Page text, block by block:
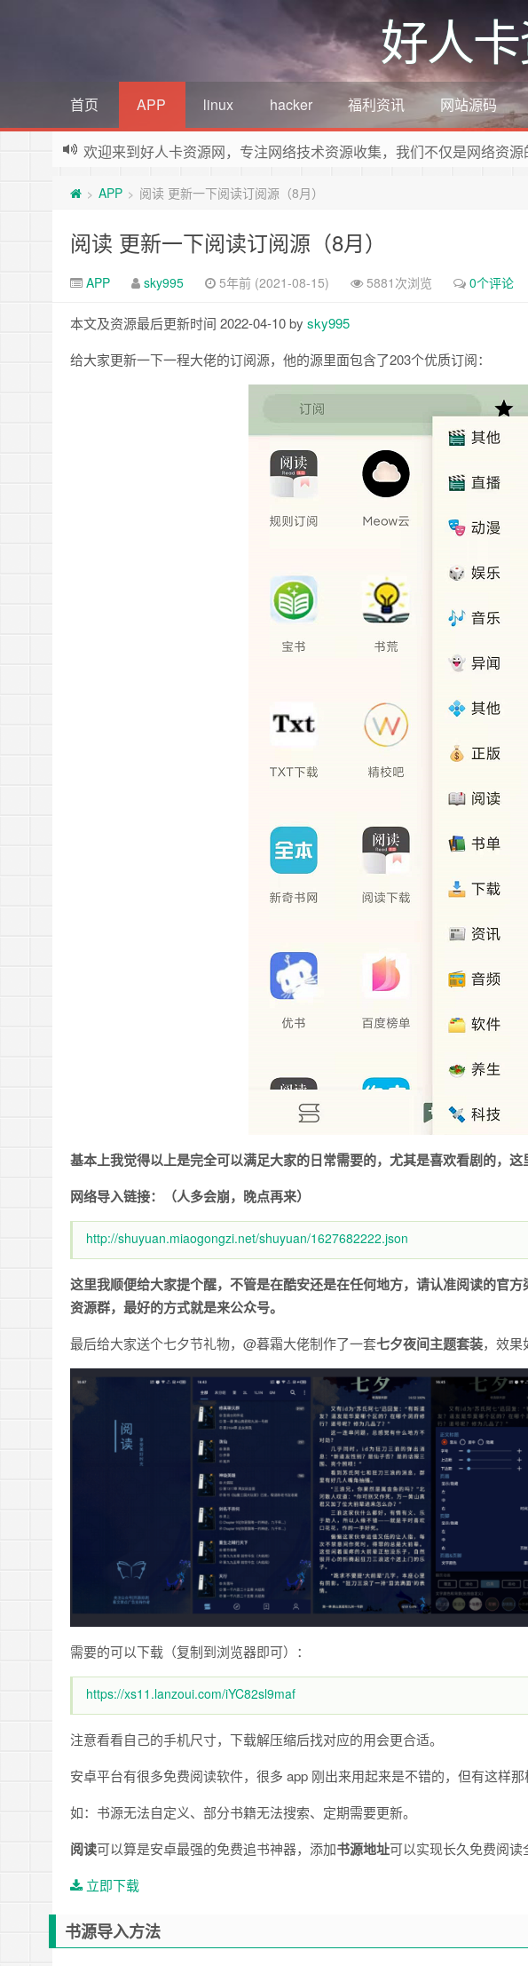
好人
首页 APP linux hacker 福利资讯 网站源码
欢迎来到好人卡资源网，专注网络技术资源收集，我们不仅是网络资
> APP > 阅读 更新一下阅读订阅源（8月）
阅读 更新一下阅读订阅源（8月）
APP sky995 5年前 (2021-08-15) 5881次浏览 0个评论
本文及资源最后更新时间 2022-04-10 by sky995
给大家更新一下一程大佬的订阅源，他的源里面包含了203个优质订阅：
基本上我觉得以上是完全可以满足大家的日常需要的，尤其是喜欢看剧的，这
网络导入链接：（人多会崩，晚点再来）
http://shuyuan.miaogongzi.net/shuyuan/1627682222.json
这里我顺便给大家提个醒，不管是在酷安还是在任何地方，请认准阅读的官
资源群，最好的方式就是来公众号。
最后给大家送个七夕节礼物，@暮霜大佬制作了一套七夕夜间主题套装，效果
需要的可以下载（复制到浏览器即可）：
https://xs11.lanzoui.com/iYC82sl9maf
注意看看自己的手机尺寸，下载解压缩后找对应的用会更合适。
安卓平台有很多免费阅读软件，很多 app 刚出来用起来是不错的，但有这样那
如：书源无法自定义、部分书籍无法搜索、定期需要更新。
阅读可以算是安卓最强的免费追书神器，添加书源地址可以实现长久免费阅读
立即下载
书源导入方法